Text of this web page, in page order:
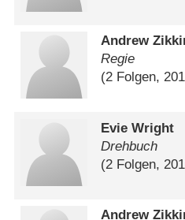
Andrew
Regie
(2 Folgen,
Evie Wright
Drehbuch
(2 Folgen,
Andrew